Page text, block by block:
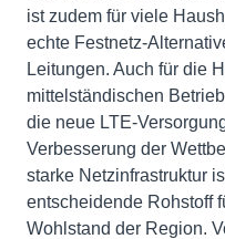
ist zudem für viele
echte Festnetz-
Leitungen. Auch für die
mittelständischen
die neue LTE-
Verbesserung der
starke Netzinfrastruktur
entscheidende Rohstoff
Wohlstand der Region.